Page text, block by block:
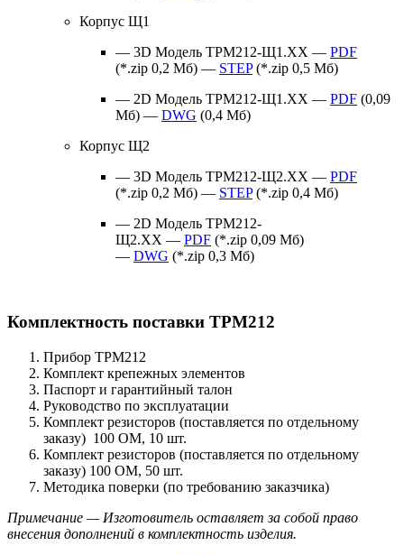
Корпус Щ1
— 3D Модель ТРМ212-Щ1.ХХ — PDF
(*.zip 0,2 Мб) — STEP(*.zip 0,5 Мб)
— 2D Модель ТРМ212-Щ1.ХХ — PDF (0,09
Мб) — DWG (0,4 Мб)
Корпус Щ2
— 3D Модель ТРМ212-Щ2.ХХ — PDF
(*.zip 0,2 Мб) — STEP(*.zip 0,4 Мб)
— 2D Модель ТРМ212-
Щ2.ХХ — PDF (*.zip 0,09 Мб)
— DWG (*.zip 0,3 Мб)
Комплектность поставки ТРМ212
Прибор ТРМ212
Комплект крепежных элементов
Паспорт и гарантийный талон
Руководство по эксплуатации
Комплект резисторов (поставляется по отдельному
заказу) 100 ОМ, 10 шт.
Комплект резисторов (поставляется по отдельному
заказу) 100 ОМ, 50 шт.
Методика поверки (по требованию заказчика)
Примечание — Изготовитель оставляет за собой право
внесения дополнений в комплектность изделия.